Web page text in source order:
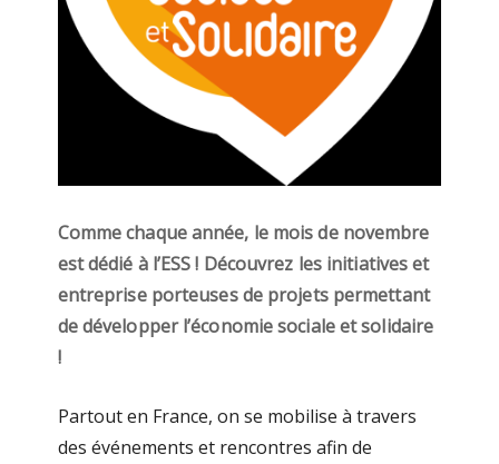
Comme chaque année, le mois de novembre
est dédié à l’ESS ! Découvrez les initiatives et
entreprise porteuses de projets permettant
de développer l’économie sociale et solidaire
!
Partout en France, on se mobilise à travers
des événements et rencontres afin de